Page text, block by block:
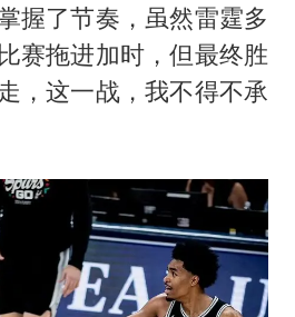
梁家辉百花奖演讲落泪
人民的健康、体质、幸福一脉相承
握了节奏，虽然雷霆多
赛拖进加时，但最终胜
，这一战，我不得不承